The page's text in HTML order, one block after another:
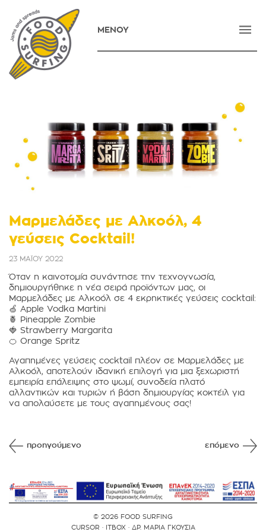
ΜΕΝΟΥ
ΑΡΧΙΚΗ
ΝΕΑ
ΕΠΙΚΟΙΝΩΝΙΑ
E-SHOP
Μαρμελάδες με Αλκοόλ, 4
γεύσεις Cocktail!
23 ΜΑΪΟΥ 2022
Όταν η καινοτομία συνάντησε την τεχνογνωσία,
δημιουργήθηκε η νέα σειρά προϊόντων μας, οι
Μαρμελάδες με Αλκοόλ σε 4 εκρηκτικές γεύσεις cocktail:
🍏 Apple Vodka Martini
🍍 Pineapple Zombie
🍓 Strawberry Margarita
🍊 Orange Spritz
Αγαπημένες γεύσεις cocktail πλέον σε Μαρμελάδες με
Αλκοόλ, αποτελούν ιδανική επιλογή για μια ξεχωριστή
εμπειρία επάλειψης στο ψωμί, συνοδεία πλατό
αλλαντικών και τυριών ή βάση δημιουργίας κοκτέιλ για
να απολαύσετε με τους αγαπημένους σας!
προηγούμενο επόμενο
© 2026 FOOD SURFING
CURSOR · ITBOX· ΔΡ. ΜΑΡΙΑ ΓΚΟΥΣΙΑ